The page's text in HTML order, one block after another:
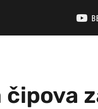
čipova